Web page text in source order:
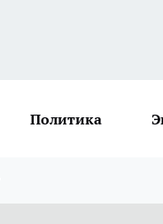
Политика